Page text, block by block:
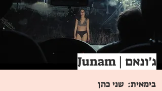
Junam | ג'ונאם
שני כהן בימאית: